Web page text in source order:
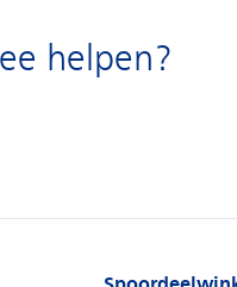
helpen?